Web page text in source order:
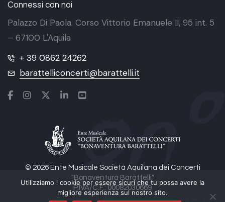
© 2026 Ente Musicale Società Aquilana dei Concerti
"Bonaventura Barattelli"
P.IVA/C.F.: 00082030669
Connessi con noi
Palazzo Di Paola. Corso Vittorio Emanuele II, 95 int. 5
– 67100 L'Aquila
+ 39 0862 24262
barattelliconcerti@barattelli.it
Utilizziamo i cookie per essere sicuri che tu possa avere la
migliore esperienza sul nostro sito.